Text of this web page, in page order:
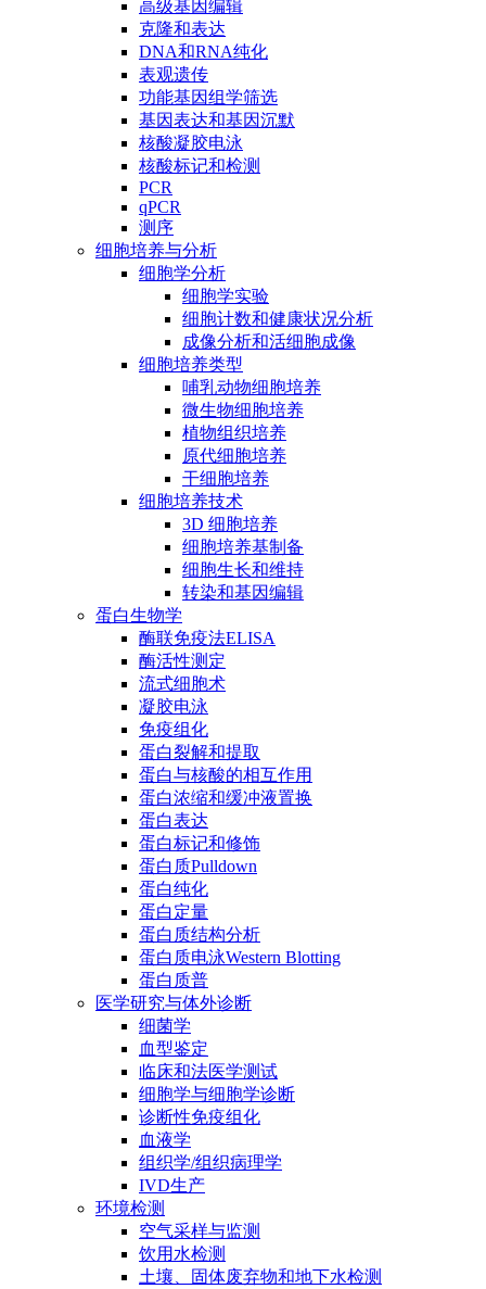
高级基因编辑
克隆和表达
DNA和RNA纯化
表观遗传
功能基因组学筛选
基因表达和基因沉默
核酸凝胶电泳
核酸标记和检测
PCR
qPCR
测序
细胞培养与分析
细胞学分析
细胞学实验
细胞计数和健康状况分析
成像分析和活细胞成像
细胞培养类型
哺乳动物细胞培养
微生物细胞培养
植物组织培养
原代细胞培养
干细胞培养
细胞培养技术
3D 细胞培养
细胞培养基制备
细胞生长和维持
转染和基因编辑
蛋白生物学
酶联免疫法ELISA
酶活性测定
流式细胞术
凝胶电泳
免疫组化
蛋白裂解和提取
蛋白与核酸的相互作用
蛋白浓缩和缓冲液置换
蛋白表达
蛋白标记和修饰
蛋白质Pulldown
蛋白纯化
蛋白定量
蛋白质结构分析
蛋白质电泳Western Blotting
蛋白质普
医学研究与体外诊断
细菌学
血型鉴定
临床和法医学测试
细胞学与细胞学诊断
诊断性免疫组化
血液学
组织学/组织病理学
IVD生产
环境检测
空气采样与监测
饮用水检测
土壤、固体废弃物和地下水检测